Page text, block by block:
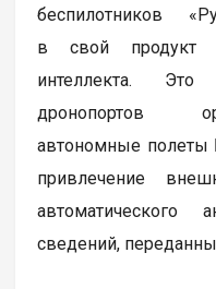
беспилотников
в свой продукт
интеллекта. Это
дронопортов
автономные полеты
привлечение
автоматического
сведений,